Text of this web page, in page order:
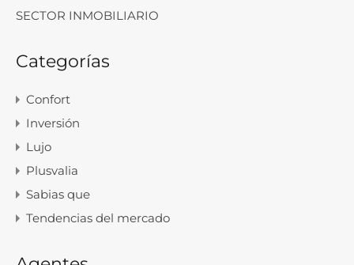
SECTOR INMOBILIARIO
Categorías
Confort
Inversión
Lujo
Plusvalia
Sabias que
Tendencias del mercado